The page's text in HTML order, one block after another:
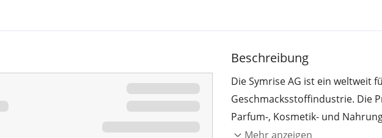
Beschreibung
Die Symrise AG ist ein weltweit
Geschmacksstoffindustrie. Die
Parfum-, Kosmetik- und
zählt zu den größten Anbietern
Mehr anzeigen